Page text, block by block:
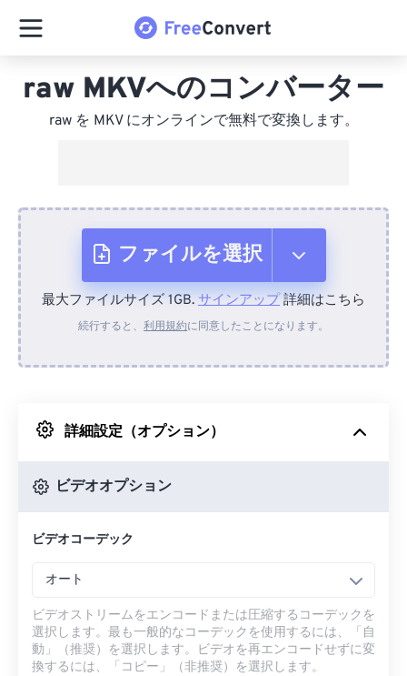
raw MKVへのコンバーター
raw を MKV にオンラインで無料で変換します。
ファイルを選択
デバイスから
Googleドライブから
最大ファイルサイズ 1GB. サインアップ詳細はこちら
続行すると、 利用規約に同意したことになります。
詳細設定（オプション）
ビデオオプション
ビデオコーデック
オート
ビデオストリームをエンコードまたは圧縮するコーデックを
選択します。最も一般的なコーデックを使用するには、「自
動」（推奨）を選択します。ビデオを再エンコードせずに変
換するには、「コピー」（非推奨）を選択します。